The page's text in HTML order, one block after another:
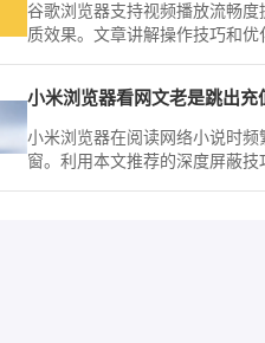
谷歌浏览器支持视频播放流畅度
质效果。文章讲解操作技巧和优
小米浏览器在阅读网络小说时频
窗。利用本文推荐的深度屏蔽技